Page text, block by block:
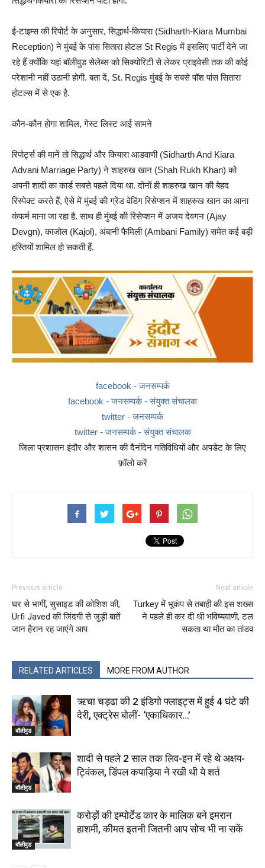
ई-टाइम्स की रिपोर्ट के अनुसार, सिद्धार्थ-कियारा (Sidharth-Kiara Mumbai
Reception) ने मुंबई के पांस सितारा होटल St Regis में इसलिए पार्टी देने जा
रहे हैं क्योंकि यहां बॉलीवुड सेलेब्स को सिक्योरिटी से लेकर प्राइवेसी तक की कोई
परेशानी नहीं उठानी होगी. बता दें, St. Regis मुंबई के सबसे पॉश पांस सितारा
होटल्स में से एक है.
कौन-कौन होगा शामिल, गेस्ट लिस्ट आई सामने
रिपोर्ट्स की मानें तो सिद्धार्थ और कियारा आडवाणी (Sidharth And Kiara
Advani Marriage Party) ने शाहरुख खान (Shah Rukh Khan) को
अपनी शादी का कार्ड सबसे पहले दिया था. दोनों ही शाहरुख खान की बेहद
रिस्पेक्ट करते हैं, ऐसे में मुंबई की ग्रेंड वेडिंग रिसेप्शन में शाहरुख खान का आना
कंफर्म माना जा रहा है. साथ ही मुंबई की रिसेप्शन में अजय देवगन (Ajay
Devgn), काजोल (Kajol), अंबानी फैमिली (Ambani Family) समेत कई बड़ी
हस्तियों शामिल हो सकती हैं.
facebook - जनसम्पर्क
facebook - जनसम्पर्क - संयुक्त संचालक
twitter - जनसम्पर्क
twitter - जनसम्पर्क - संयुक्त संचालक
जिला प्रशासन इंदौर और शासन की दैनंदिन गतिविधियों और अपडेट के लिए
फ़ॉलो करें
Previous article
घर से भागीं, सुसाइड की कोशिश की,
Urfi Javed की जिंदगी से जुड़ी बातें
जान हैरान रह जाएंगे आप
Next article
Turkey में भूकंप से तबाही की इस शख्स
ने पहले ही कर दी थी भविष्यवाणी, टल
सकता था मौत का तांडव
RELATED ARTICLES MORE FROM AUTHOR
बॉलीवुड
ऋचा चड्ढा की 2 इंडिगो फ्लाइट्स में हुई 4 घंटे की
देरी, एक्ट्रेस बोलीं- ‘एकाधिकार…’
बॉलीवुड
शादी से पहले 2 साल तक लिव-इन में रहे थे अक्षय-
ट्विंकल, डिंपल कपाड़िया ने रखी थी ये शर्त
बॉलीवुड
करोड़ों की इम्पोर्टेड कार के मालिक बने इमरान
हाशमी, कीमत इतनी जितनी आप सोच भी ना सकें